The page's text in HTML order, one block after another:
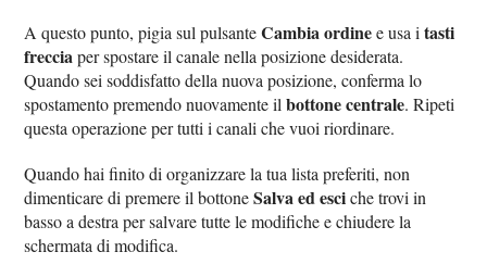
A questo punto, pigia sul pulsanteCambia ordinee usa itasti
freccia per spostare il canale nella posizione desiderata.
Quando sei soddisfatto della nuova posizione, conferma lo
spostamento premendo nuovamente ilbottone centrale. Ripeti
questa operazione per tutti i canali che vuoi riordinare.
Quando hai finito di organizzare la tua lista preferiti, non
dimenticare di premere il bottoneSalva ed esciche trovi in
basso a destra per salvare tutte le modifiche e chiudere la
schermata di modifica.